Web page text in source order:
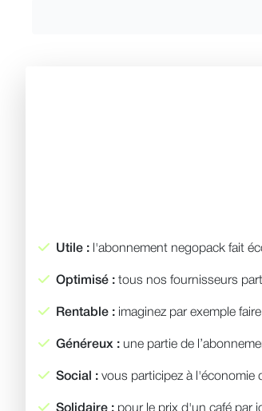
Utile : l'abonnement negopack fait
Optimisé : tous nos fournisseurs
Rentable : imaginez par exemple
Généreux : une partie de
Social : vous participez à l'économie
Solidaire : pour le prix d'un café par